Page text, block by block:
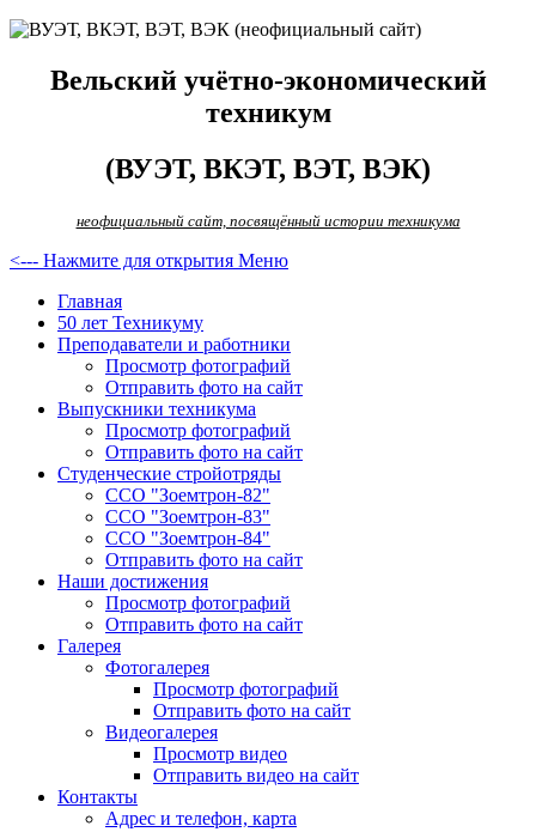
Вельский учётно-экономический
техникум
(ВУЭТ, ВКЭТ, ВЭТ, ВЭК)
неофициальный сайт, посвящённый истории техникума
<--- Нажмите для открытия Меню
Главная
50 лет Техникуму
Преподаватели и работники
Просмотр фотографий
Отправить фото на сайт
Выпускники техникума
Просмотр фотографий
Отправить фото на сайт
Студенческие стройотряды
ССО "Зоемтрон-82"
ССО "Зоемтрон-83"
ССО "Зоемтрон-84"
Отправить фото на сайт
Наши достижения
Просмотр фотографий
Отправить фото на сайт
Галерея
Фотогалерея
Просмотр фотографий
Отправить фото на сайт
Видеогалерея
Просмотр видео
Отправить видео на сайт
Контакты
Адрес и телефон, карта